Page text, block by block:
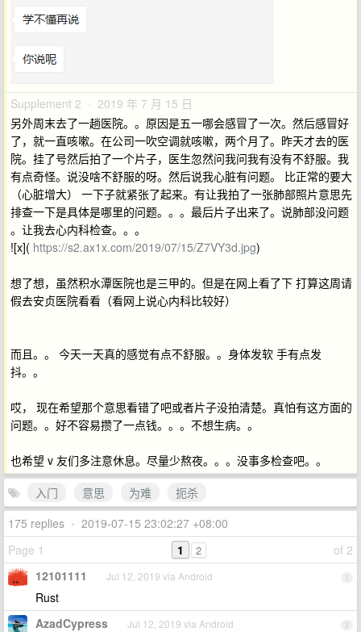
Supplement 2 · 2019 年 7 月 15 日
另外周末去了一趟医院。。原因是五一哪会感冒了一次。然后感冒好
了，就一直咳嗽。在公司一吹空调就咳嗽，两个月了。昨天才去的医
院。挂了号然后拍了一个片子，医生忽然问我问我有没有不舒服。我
有点奇怪。说没啥不舒服的呀。然后说我心脏有问题。 比正常的要大
（心脏增大） 一下子就紧张了起来。有让我拍了一张肺部照片意思先
排查一下是具体是哪里的问题。。。最后片子出来了。说肺部没问题
。让我去心内科检查。。。
![x]( https://s2.ax1x.com/2019/07/15/Z7VY3d.jpg)
想了想，虽然积水潭医院也是三甲的。但是在网上看了下 打算这周请
假去安贞医院看看（看网上说心内科比较好）
而且。。 今天一天真的感觉有点不舒服。。身体发软 手有点发
抖。。
哎， 现在希望那个意思看错了吧或者片子没拍清楚。真怕有这方面的
问题。。好不容易攒了一点钱。。。不想生病。。
也希望 v 友们多注意休息。尽量少熬夜。。。没事多检查吧。。
入门
意思 为难
扼杀
175 replies • 2019-07-15 23:02:27 +08:00
Page 1
of 2
1 2
1
12101111 Jul 12, 2019 via Android
Rust
2
AzadCypress Jul 12, 2019 via Android